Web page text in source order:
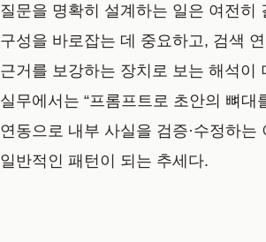
질문을 명확히 설계하는 일은 여전히
구성을 바로잡는 데 중요하고, 검색
근거를 보강하는 장치로 보는 해석이
실무에서는 “프롬프트로 초안의 뼈대
연동으로 내부 사실을 검증·수정하는
일반적인 패턴이 되는 추세다.